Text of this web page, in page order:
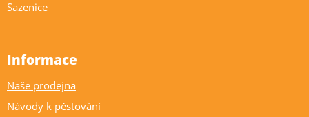
Sazenice
Informace
Naše prodejna
Návody k pěstování